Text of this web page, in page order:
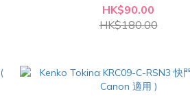
HK$90.00
HK$180.00